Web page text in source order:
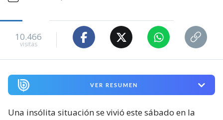
10.466
visitas
VER RESUMEN
Una insólita situación se vivió este sábado en la